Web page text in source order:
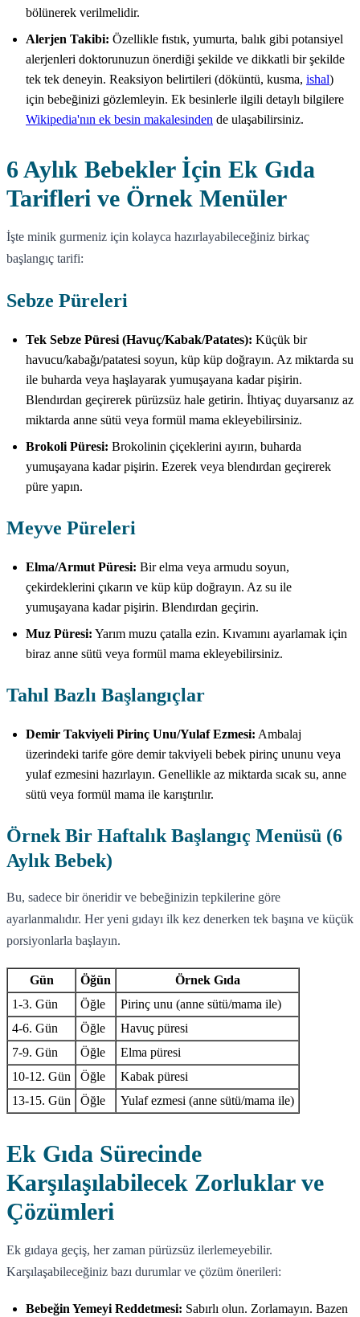
bölünerek verilmelidir.
Alerjen Takibi: Özellikle fıstık, yumurta, balık gibi potansiyel
alerjenleri doktorunuzun önerdiği şekilde ve dikkatli bir şekilde
tek tek deneyin. Reaksiyon belirtileri (döküntü, kusma, ishal)
için bebeğinizi gözlemleyin. Ek besinlerle ilgili detaylı bilgilere
Wikipedia'nın ek besin makalesinden de ulaşabilirsiniz.
6 Aylık Bebekler İçin Ek Gıda
Tarifleri ve Örnek Menüler
İşte minik gurmeniz için kolayca hazırlayabileceğiniz birkaç
başlangıç tarifi:
Sebze Püreleri
Tek Sebze Püresi (Havuç/Kabak/Patates): Küçük bir
havucu/kabağı/patatesi soyun, küp küp doğrayın. Az miktarda su
ile buharda veya haşlayarak yumuşayana kadar pişirin.
Blendırdan geçirerek pürüzsüz hale getirin. İhtiyaç duyarsanız az
miktarda anne sütü veya formül mama ekleyebilirsiniz.
Brokoli Püresi: Brokolinin çiçeklerini ayırın, buharda
yumuşayana kadar pişirin. Ezerek veya blendırdan geçirerek
püre yapın.
Meyve Püreleri
Elma/Armut Püresi: Bir elma veya armudu soyun,
çekirdeklerini çıkarın ve küp küp doğrayın. Az su ile
yumuşayana kadar pişirin. Blendırdan geçirin.
Muz Püresi: Yarım muzu çatalla ezin. Kıvamını ayarlamak için
biraz anne sütü veya formül mama ekleyebilirsiniz.
Tahıl Bazlı Başlangıçlar
Demir Takviyeli Pirinç Unu/Yulaf Ezmesi: Ambalaj
üzerindeki tarife göre demir takviyeli bebek pirinç ununu veya
yulaf ezmesini hazırlayın. Genellikle az miktarda sıcak su, anne
sütü veya formül mama ile karıştırılır.
Örnek Bir Haftalık Başlangıç Menüsü (6
Aylık Bebek)
Bu, sadece bir öneridir ve bebeğinizin tepkilerine göre
ayarlanmalıdır. Her yeni gıdayı ilk kez denerken tek başına ve küçük
porsiyonlarla başlayın.
Gün Öğün
Örnek Gıda
1-3. Gün
Öğle
Pirinç unu (anne sütü/mama ile)
4-6. Gün
Öğle
Havuç püresi
7-9. Gün
Öğle
Elma püresi
10-12. Gün
Öğle
Kabak püresi
13-15. Gün
Öğle Yulaf ezmesi (anne sütü/mama ile)
Ek Gıda Sürecinde
Karşılaşılabilecek Zorluklar ve
Çözümleri
Ek gıdaya geçiş, her zaman pürüzsüz ilerlemeyebilir.
Karşılaşabileceğiniz bazı durumlar ve çözüm önerileri:
Bebeğin Yemeyi Reddetmesi: Sabırlı olun. Zorlamayın. Bazen